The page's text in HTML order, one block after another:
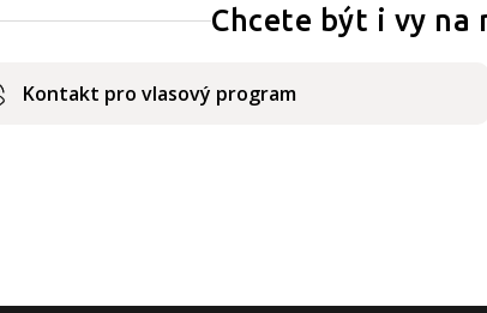
Chcete být i vy na
Kontakt pro vlasový program